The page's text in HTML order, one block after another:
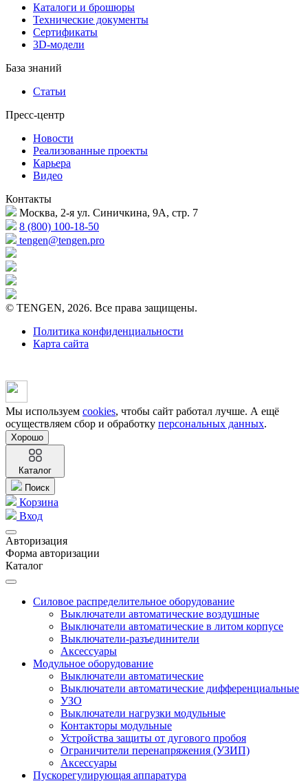
Каталоги и брошюры
Технические документы
Сертификаты
3D-модели
База знаний
Статьи
Пресс-центр
Новости
Реализованные проекты
Карьера
Видео
Контакты
Москва, 2-я ул. Синичкина, 9А, стр. 7
8 (800) 100-18-50
tengen@tengen.pro
© TENGEN, 2026. Все права защищены.
Политика конфиденциальности
Карта сайта
Мы используем cookies, чтобы сайт работал лучше. А ещё
осуществляем сбор и обработку персональных данных.
Хорошо
Каталог
Поиск
Корзина
Вход
Авторизация
Форма авторизации
Каталог
Силовое распределительное оборудование
Выключатели автоматические воздушные
Выключатели автоматические в литом корпусе
Выключатели-разъединители
Аксессуары
Модульное оборудование
Выключатели автоматические
Выключатели автоматические дифференциальные
УЗО
Выключатели нагрузки модульные
Контакторы модульные
Устройства защиты от дугового пробоя
Ограничители перенапряжения (УЗИП)
Аксессуары
Пускорегулирующая аппаратура